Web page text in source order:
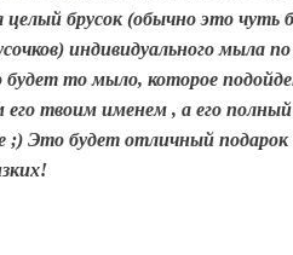
брусок (обычно это чуть
индивидуального мыла
то мыло, которое
твоим именем , а его
;) Это будет отличный подарок